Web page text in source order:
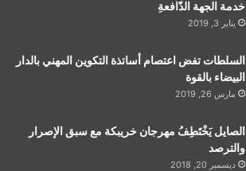
خدمة الجهة الدّافعةِ
يناير 3, 2019
السلطات تفض اعتصام أساتذة التكوين المهني بالدار
البيضاء بالقوة
مارس 26, 2019
الصايل يَخْتَطِفُ مهرجان خريبكة مع سبق الإصرار
والترصد
ديسمبر 20, 2018